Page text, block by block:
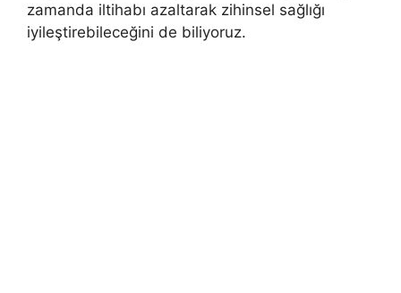
zamanda iltihabı azaltarak zihinsel sağlığı
iyileştirebileceğini de biliyoruz.